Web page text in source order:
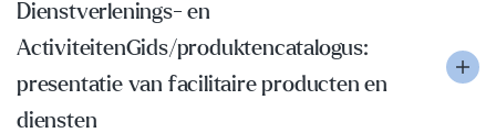
Dienstverlenings- en
ActiviteitenGids/produktencatalogus:
presentatie van facilitaire producten en
diensten